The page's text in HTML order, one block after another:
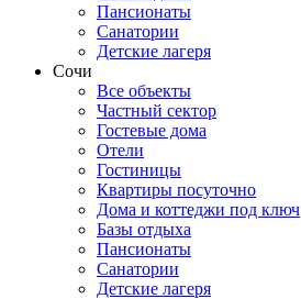
Пансионаты
Санатории
Детские лагеря
Сочи
Все объекты
Частный сектор
Гостевые дома
Отели
Гостиницы
Квартиры посуточно
Дома и коттеджи под ключ
Базы отдыха
Пансионаты
Санатории
Детские лагеря